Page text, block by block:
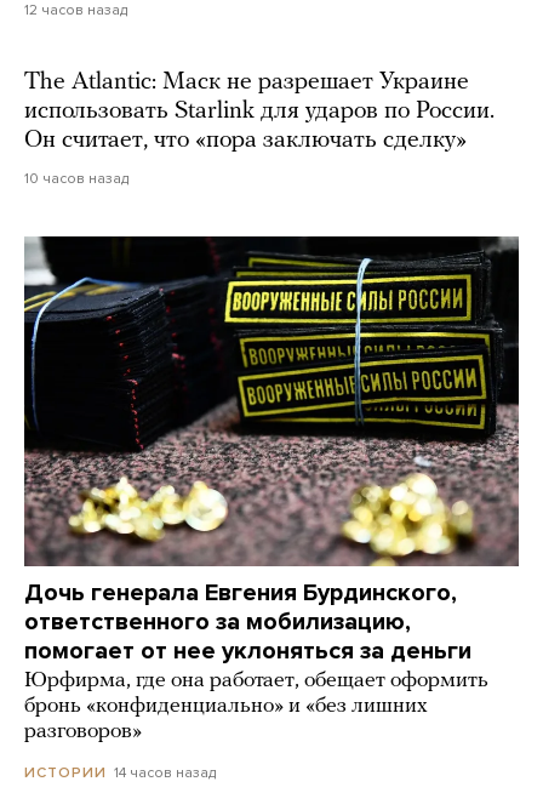
12 часов назад
The Atlantic: Маск не разрешает Украине
использовать Starlink для ударов по России.
Он считает, что «пора заключать сделку»
10 часов назад
Дочь генерала Евгения Бурдинского,
ответственного за мобилизацию,
помогает от нее уклоняться за деньги
Юрфирма, где она работает, обещает оформить
бронь «конфиденциально» и «без лишних
разговоров»
ИСТОРИИ 14 часов назад